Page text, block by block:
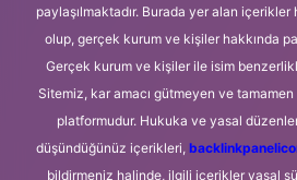
paylaşılmaktadır. Burada yer alan
olup, gerçek kurum ve kişiler hakkında
Gerçek kurum ve kişiler ile isim
Sitemiz, kar amacı gütmeyen ve
platformudur. Hukuka ve yasal
düşündüğünüz içerikleri,
bildirmeniz halinde, ilgili içerikler yasal